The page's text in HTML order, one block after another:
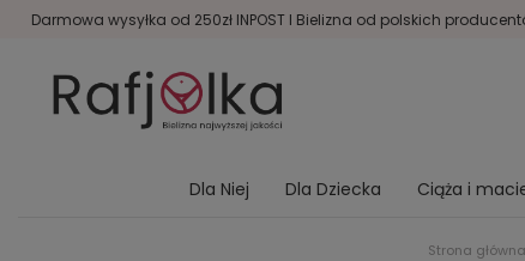
Darmowa wysyłka od 250zł INPOST I Bielizna od polskich
Dla Niej Dla Dziecka Ciąża i
Strona główna